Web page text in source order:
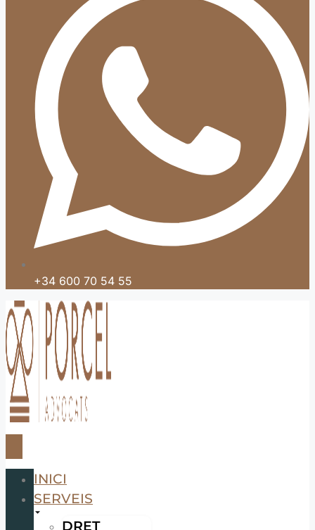
+34 600 70 54 55
INICI
SERVEIS
DRET